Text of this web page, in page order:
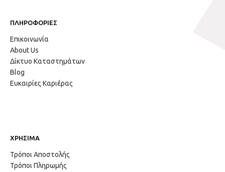
ΠΛΗΡΟΦΟΡΙΕΣ
Επικοινωνία
About Us
Δίκτυο Καταστημάτων
Blog
Ευκαιρίες Καριέρας
ΧΡΗΣΙΜΑ
Τρόποι Αποστολής
Τρόποι Πληρωμής